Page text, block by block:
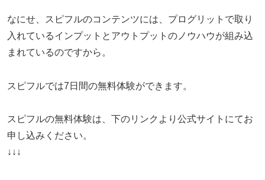
なにせ、スピフルのコンテンツには、プログリットで取り
入れているインプットとアウトプットのノウハウが組み込
まれているのですから。
スピフルでは7日間の無料体験ができます。
スピフルの無料体験は、下のリンクより公式サイトにてお
申し込みください。
↓↓↓